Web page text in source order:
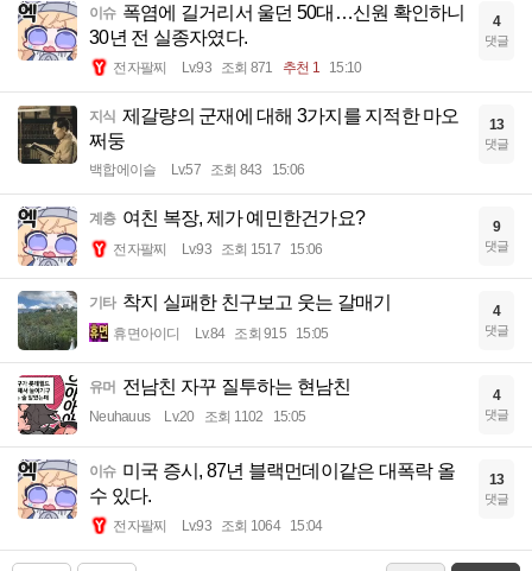
이슈 폭염에 길거리서 울던 50대…신원 확인하니
30년 전 실종자였다.
전자팔찌 Lv.93 조회 871 추천 1 15:10
4
댓글
지식 제갈량의 군재에 대해 3가지를 지적한 마오
쩌둥
백합에이슬 Lv.57 조회 843 15:06
13
댓글
계층 여친 복장, 제가 예민한건가요?
전자팔찌 Lv.93 조회 1517 15:06
9
댓글
기타 착지 실패한 친구보고 웃는 갈매기
휴면아이디 Lv.84 조회 915 15:05
4
댓글
유머 전남친 자꾸 질투하는 현남친
Neuhauus Lv.20 조회 1102 15:05
4
댓글
이슈 미국 증시, 87년 블랙먼데이같은 대폭락 올
수 있다.
전자팔찌 Lv.93 조회 1064 15:04
13
댓글